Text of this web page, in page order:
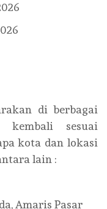
di berbagai
sesuai
kota dan lokasi
lain :
Amaris Pasar